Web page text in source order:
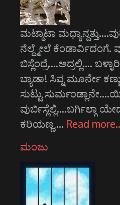
ಮಟ್ಮಾಟಾ
ನೆಲ್ದ್ಮೇಲೆ ಕೆಂಡಾರ್ವಿದಂಗೆ.
ಬಿಸ್ಲೆಂದ್ರೆ....ಅದ್ರಲ್ಲಿ....
ಬ್ಯಾಡಾ! ಸಿವ್ನ ಮೂರ್ನೇ
ಸುಟ್ಟು
ವುರ್ಬಿಸ್ಲೆಲ್ಲಿ....ಬರ್ಗಿಲ್ಗಾ
ಕರಿಯಣ್ಣ,… Read
ಮಂಜು